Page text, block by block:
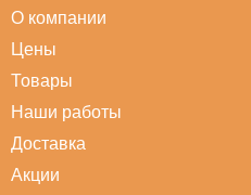
О компании
Цены
Товары
Наши работы
Доставка
Акции